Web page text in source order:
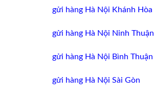
gửi hàng Hà Nội Khánh Hòa
gửi hàng Hà Nội Ninh Thuận
gửi hàng Hà Nội Bình Thuận
gửi hàng Hà Nội Sài Gòn